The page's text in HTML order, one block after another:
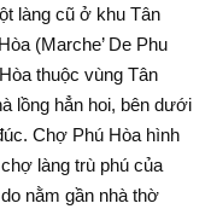
làng cũ ở khu Tân
(Marche’ De Phu
thuộc vùng Tân
lồng hẳn hoi, bên dưới
Chợ Phú Hòa hình
làng trù phú của
nằm gần nhà thờ